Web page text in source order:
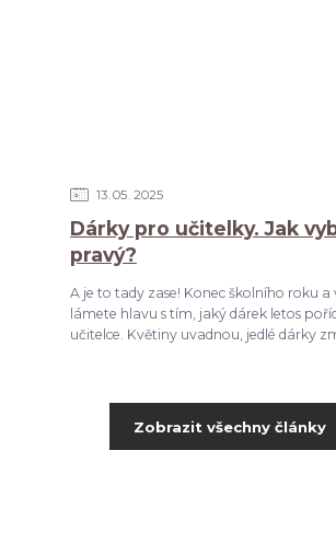
13 05 2025
Dárky pro učitelky. Jak
pravý?
A je to tady zase! Konec školního roku a
lámete hlavu s tím, jaký dárek letos
učitelce. Květiny uvadnou, jedlé dárky
Zobrazit všechny články